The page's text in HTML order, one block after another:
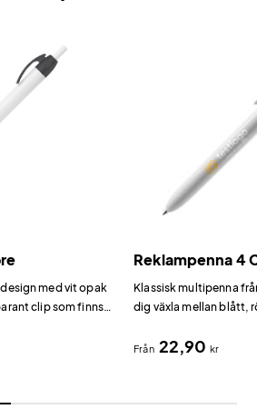
med vit opak
clip som finns i
Reklampenna 4
Klassisk multipenna
dig växla mellan blått,
Från 22,90 kr